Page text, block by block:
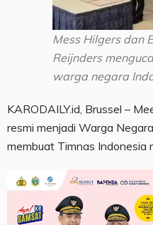
Mess Hilgers dan
Reijnders
warga negara
KARODAILY.id, Brussel –
resmi menjadi Warga
membuat Timnas Indonesia